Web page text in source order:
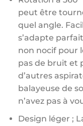
peut être
quel angle.
s’adapte
non nocif pour
pas de bruit et
d’autres
balayeuse de
n’avez pas à
Design léger ;